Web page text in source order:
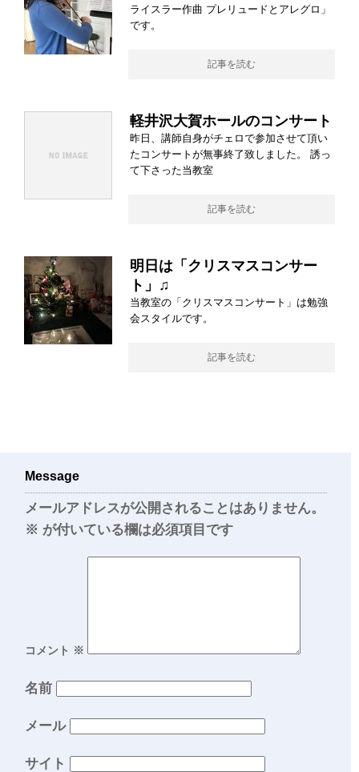
ライスラー作曲 プレリュードとアレグロ」
です。
記事を読む
軽井沢大賀ホールのコンサート
昨日、講師自身がチェロで参加させて頂い
たコンサートが無事終了致しました。 誘っ
て下さった当教室
記事を読む
明日は「クリスマスコンサー
ト」♫
当教室の「クリスマスコンサート」は勉強
会スタイルです。
記事を読む
Message
メールアドレスが公開されることはありません。
※ が付いている欄は必須項目です
コメント ※
名前
メール
サイト